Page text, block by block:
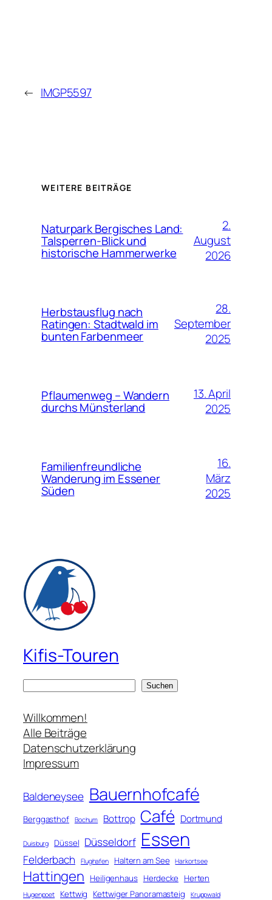
← IMGP5597
WEITERE BEITRÄGE
Naturpark Bergisches Land:
Talsperren-Blick und
historische Hammerwerke
2.
August
2026
Herbstausflug nach
Ratingen: Stadtwald im
bunten Farbenmeer
28.
September
2025
Pflaumenweg – Wandern
durchs Münsterland
13. April
2025
Familienfreundliche
Wanderung im Essener
Süden
16.
März
2025
Kifis-Touren
c
h
e
n
Suchen
Willkommen!
Alle Beiträge
Datenschutzerklärung
Impressum
Baldeneysee Bauernhofcafé
Berggasthof Bochum Bottrop Café Dortmund
Duisburg Düssel Düsseldorf Essen
Felderbach Flughafen Haltern am See Harkortsee
Hattingen Heiligenhaus Herdecke Herten
Hugenpoet Kettwig Kettwiger Panoramasteig Kruppwald